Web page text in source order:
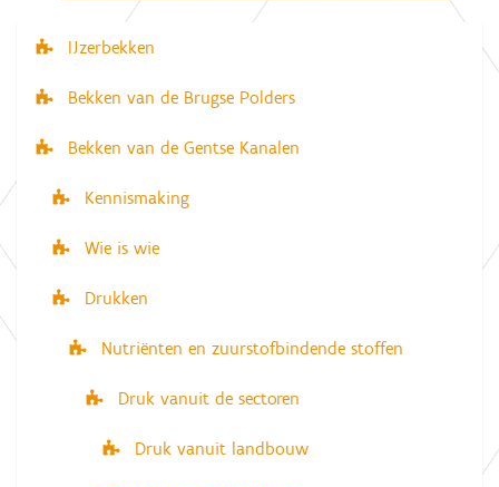
N
a
i
IJzerbekken
Bekken van de Brugse Polders
Bekken van de Gentse Kanalen
Kennismaking
Wie is wie
Drukken
Nutriënten en zuurstofbindende stoffen
Druk vanuit de sectoren
Druk vanuit landbouw